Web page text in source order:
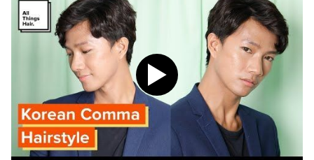
Play video Tutorial Hijab